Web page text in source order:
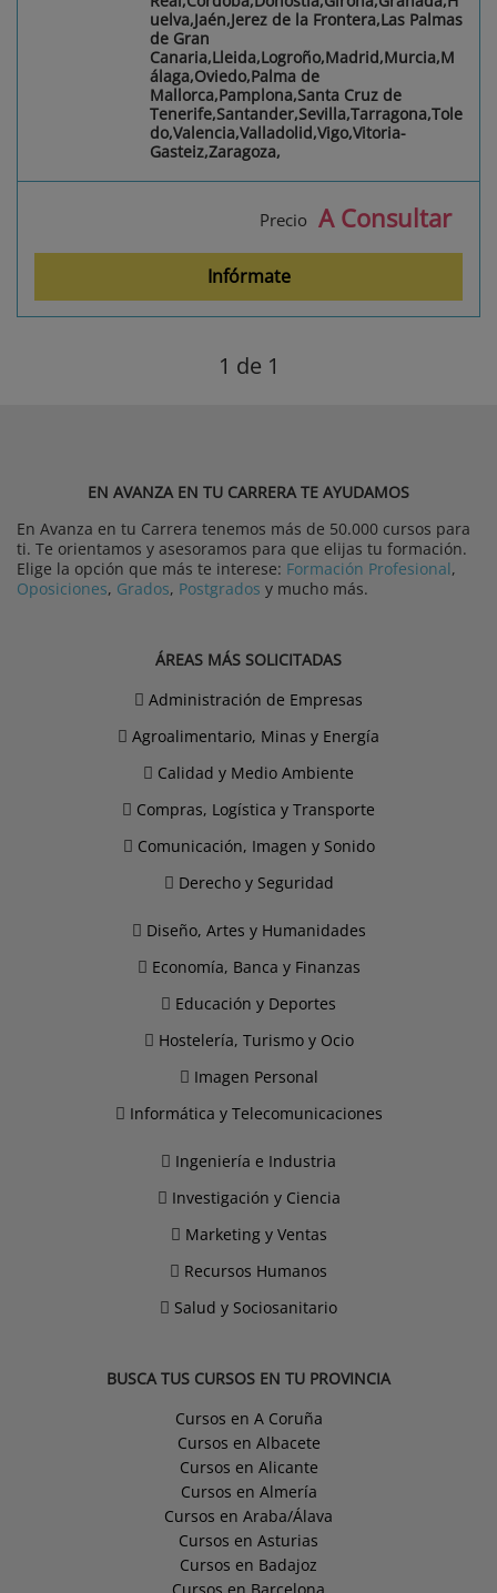
uelva,Jaén,Jerez de la Frontera,Las Palmas
de Gran
Canaria,Lleida,Logroño,Madrid,Murcia,M
álaga,Oviedo,Palma de
Mallorca,Pamplona,Santa Cruz de
Tenerife,Santander,Sevilla,Tarragona,Tole
do,Valencia,Valladolid,Vigo,Vitoria-
Gasteiz,Zaragoza,
Precio A Consultar
Infórmate
1 de 1
EN AVANZA EN TU CARRERA TE AYUDAMOS
En Avanza en tu Carrera tenemos más de 50.000 cursos para
ti. Te orientamos y asesoramos para que elijas tu formación.
Elige la opción que más te interese: Formación Profesional,
Oposiciones, Grados, Postgrados y mucho más.
ÁREAS MÁS SOLICITADAS
Administración de Empresas
Agroalimentario, Minas y Energía
Calidad y Medio Ambiente
Compras, Logística y Transporte
Comunicación, Imagen y Sonido
Derecho y Seguridad
Diseño, Artes y Humanidades
Economía, Banca y Finanzas
Educación y Deportes
Hostelería, Turismo y Ocio
Imagen Personal
Informática y Telecomunicaciones
Ingeniería e Industria
Investigación y Ciencia
Marketing y Ventas
Recursos Humanos
Salud y Sociosanitario
BUSCA TUS CURSOS EN TU PROVINCIA
Cursos en A Coruña
Cursos en Albacete
Cursos en Alicante
Cursos en Almería
Cursos en Araba/Álava
Cursos en Asturias
Cursos en Badajoz
Cursos en Barcelona